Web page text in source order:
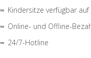
Kindersitze verfügbar auf
Online- und Offline-
24/7-Hotline